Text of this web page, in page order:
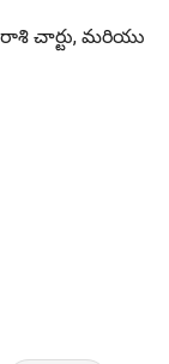
రాశి చార్టు, మరియు